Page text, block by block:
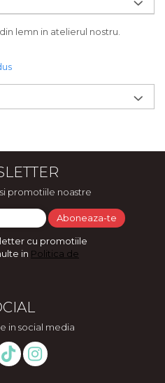
lemn in atelierul nostru.
promotiile noastre
cu promotiile
in Politica de
in social media